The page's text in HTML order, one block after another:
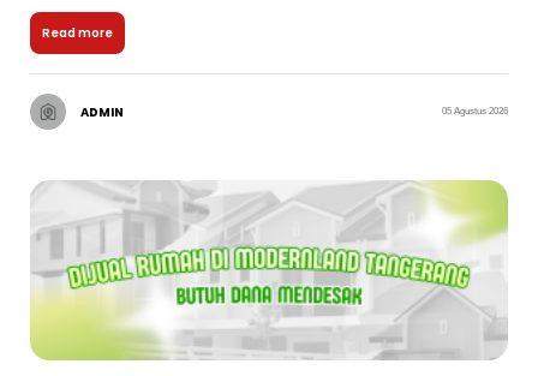
Read more
ADMIN 05 Agustus 2026